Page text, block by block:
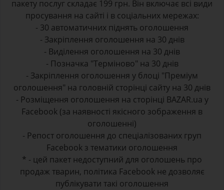
пакету послуг складає 199 грн. Він включає всі види
просування на сайті і в соціальних мережах:
- 30 автоматичних піднять оголошення
- Закріплення оголошення на 30 днів
- Виділення оголошення на 30 днів
- Позначка "Терміново" на 30 днів
- Закріплення оголошення у блоці "Преміум
оголошення" на головній сторінці сайту на 30 днів
- Розміщення оголошення на сторінці BAZAR.ua у
Facebook (за наявності якісного зображення в
оголошенні)
- Репост оголошення до спеціалізованих груп
Facebook з тематики оголошення
* - цей пакет недоступний для оголошень про
продаж тварин, політика Facebook не дозволяє
публікувати такі оголошення